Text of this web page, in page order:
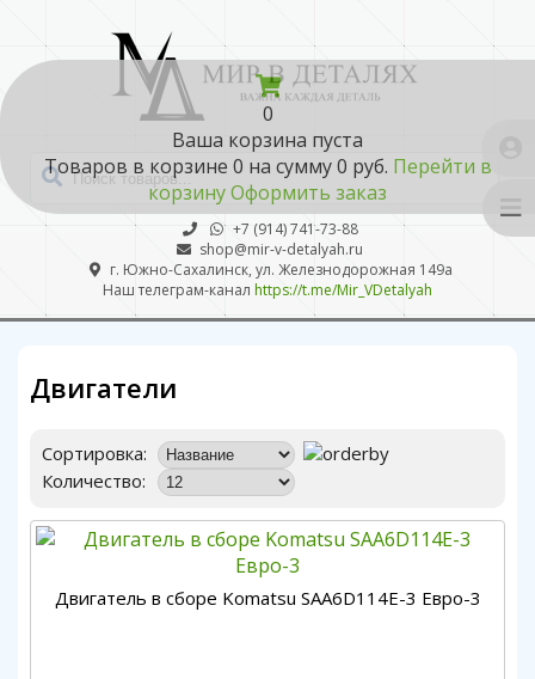
0
Ваша корзина пуста
Товаров в корзине 0 на сумму0 руб. Перейти в
корзинуОформить заказ
+7 (914) 741-73-88
shop@mir-v-detalyah.ru
г. Южно-Сахалинск, ул. Железнодорожная 149а
Наш телеграм-канал https://t.me/Mir_VDetalyah
Двигатели
Сортировка:
Количество:
Двигатель в сборе Komatsu SAA6D114E-3 Евро-3